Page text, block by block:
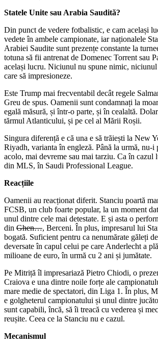
Statele Unite sau Arabia Saudită?
Din punct de vedere fotbalistic, e cam același
vedete în ambele campionate, iar naționalele
Arabiei Saudite sunt prezențe constante la
totuna să fii antrenat de Domenec Torrent sau
același lucru. Niciunul nu spune nimic,
care să impresioneze.
Este Trump mai frecventabil decât regele
Greu de spus. Oamenii sunt condamnați la
egală măsură, și într-o parte, și în cealaltă.
tărmul Atlanticului, și pe cel al Mării Roșii.
Singura diferență e că una e să trăiești la New
Riyadh, varianta în engleză. Până la urmă, nu-i
acolo, mai devreme sau mai tarziu. Ca în
din MLS, în Saudi Professional League.
Reacțiile
Oamenii au reacționat diferit. Stanciu poartă
FCSB, un club foarte popular, la un moment
unul dintre cele mai detestate. E și asta o
din Ghen…, Berceni. În plus, impresarul lui
bogată. Suficient pentru ca nenumărate găleți
deversate în capul celui pe care Anderlecht a
milioane de euro, în urmă cu 2 ani și jumătate.
Pe Mitriță îl impresariază Pietro Chiodi, o
Craiova e una dintre noile forțe ale
mare medie de spectatori, din Liga 1. În plus,
e golgheterul campionatului și unul dintre
sunt capabili, încă, să îi treacă cu vederea și
reușite. Ceea ce la Stanciu nu e cazul.
Mecanismul